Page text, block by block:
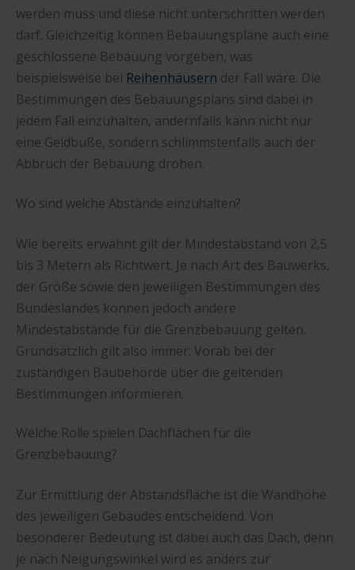
werden muss und diese nicht unterschritten werden
darf. Gleichzeitig können Bebauungspläne auch eine
geschlossene Bebauung vorgeben, was
beispielsweise bei Reihenhäusern der Fall wäre. Die
Bestimmungen des Bebauungsplans sind dabei in
jedem Fall einzuhalten, andernfalls kann nicht nur
eine Geldbuße, sondern schlimmstenfalls auch der
Abbruch der Bebauung drohen.
Wo sind welche Abstände einzuhalten?
Wie bereits erwähnt gilt der Mindestabstand von 2,5
bis 3 Metern als Richtwert. Je nach Art des Bauwerks,
der Größe sowie den jeweiligen Bestimmungen des
Bundeslandes können jedoch andere
Mindestabstände für die Grenzbebauung gelten.
Grundsätzlich gilt also immer: Vorab bei der
zuständigen Baubehörde über die geltenden
Bestimmungen informieren.
Welche Rolle spielen Dachflächen für die
Grenzbebauung?
Zur Ermittlung der Abstandsfläche ist die Wandhöhe
des jeweiligen Gebäudes entscheidend. Von
besonderer Bedeutung ist dabei auch das Dach, denn
je nach Neigungswinkel wird es anders zur